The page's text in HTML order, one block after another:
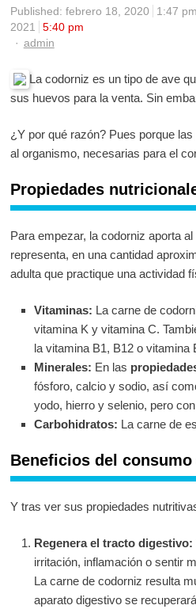
Published: febrero 18, 2020 1:47 pm
2021
5:40 pm
Author
admin
La codorniz es un tipo de ave
sus huevos para la venta. Sin
¿Y por qué razón? Pues porque las
al organismo, necesarias para el
Propiedades
Para empezar, la codorniz aporta
representa, en una cantidad
adulta que practique una actividad
Vitaminas: La carne de
vitamina K y vitamina C.
la vitamina B1, B12 o vitamina
Minerales: En las
fósforo, calcio y sodio, así
yodo, hierro y selenio, pero
Carbohidratos: La carne de
Beneficios del
Y tras ver sus propiedades
Regenera el tracto digestivo:
irritación, inflamación o sentir
La carne de codorniz resulta
aparato digestivo se